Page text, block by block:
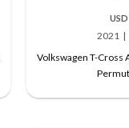
USD
2021
Volkswagen T-Cross